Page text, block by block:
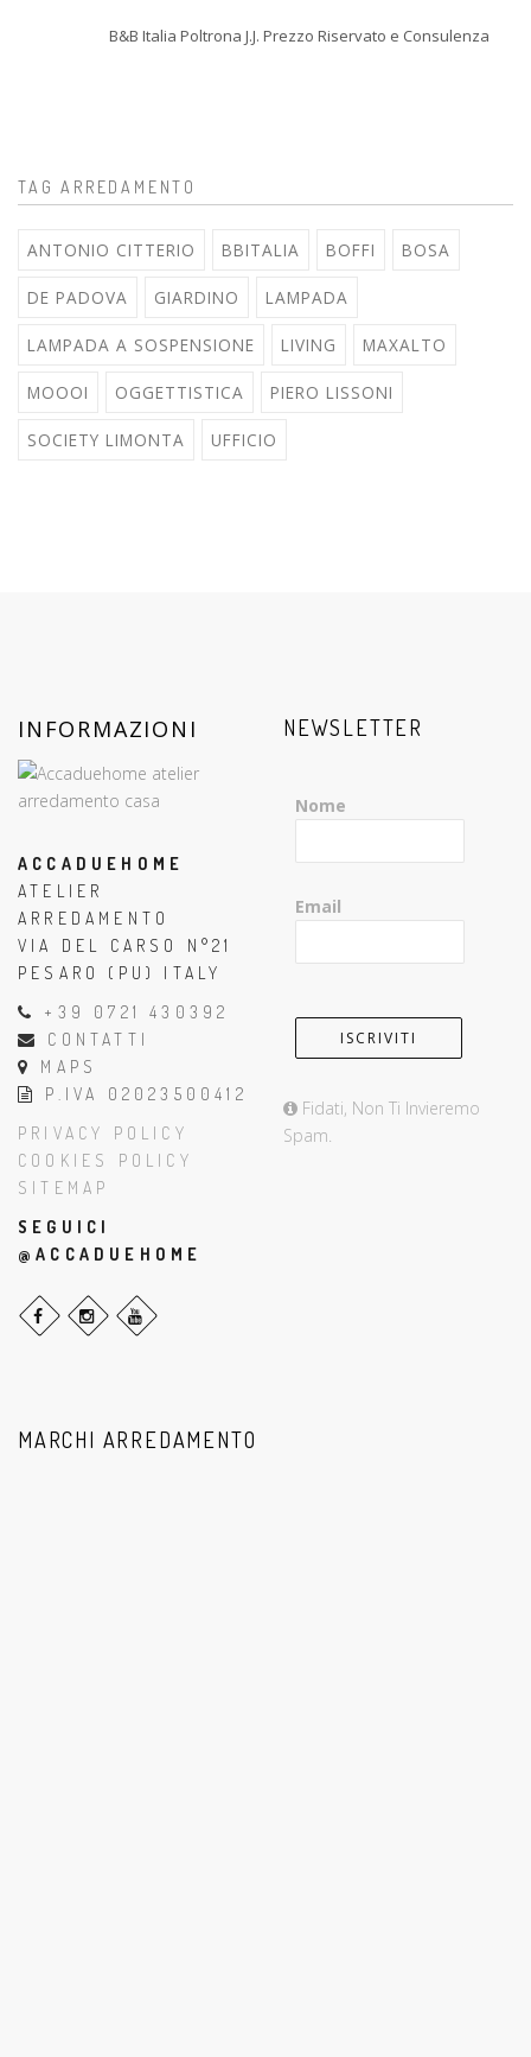
B&B Italia Poltrona J.J. Prezzo Riservato e Consulenza
TAG ARREDAMENTO
ANTONIO CITTERIO BBITALIA BOFFI BOSA
DE PADOVA GIARDINO LAMPADA
LAMPADA A SOSPENSIONE LIVING MAXALTO
MOOOI OGGETTISTICA PIERO LISSONI
SOCIETY LIMONTA UFFICIO
INFORMAZIONI
ACCADUEHOME
ATELIER
ARREDAMENTO
VIA DEL CARSO N°21
PESARO (PU) ITALY
+39 0721 430392
CONTATTI
MAPS
P.IVA 02023500412
PRIVACY POLICY
COOKIES POLICY
SITEMAP
SEGUICI
@ACCADUEHOME
NEWSLETTER
Nome
Email
Fidati, Non Ti Invieremo
Spam.
MARCHI ARREDAMENTO